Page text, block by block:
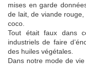
mises en garde
de lait, de viande
coco.
Tout était faux dans
industriels de faire
des huiles végétales.
Dans notre mode de